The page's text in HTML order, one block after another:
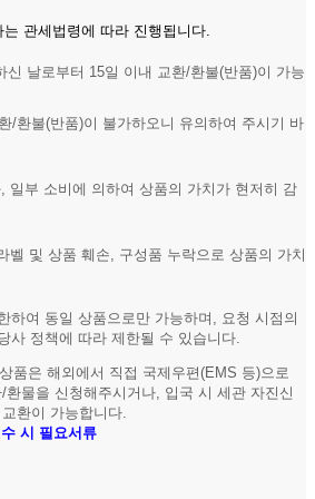
관세법령에 따라 진행됩니다.
신 날로부터 15일 이내 교환/환불(반품)이 가능
/환불(반품)이 불가하오니 유의하여 주시기 바
부 소비에 의하여 상품의 가치가 현저히 감
및 상품 훼손, 구성품 누락으로 상품의 가치
여 동일 상품으로만 가능하며, 요청 시점의
사 정책에 따라 제한될 수 있습니다.
품은 해외에서 직접 국제우편(EMS 등)으로
물을 신청해주시거나, 입국 시 세관 자진신
환이 가능합니다.
시 필요서류